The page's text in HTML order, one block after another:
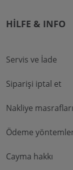
HILFE & INFO
Servis ve İade
Siparişi iptal et
Nakliye masrafları
Ödeme
Cayma hakkı